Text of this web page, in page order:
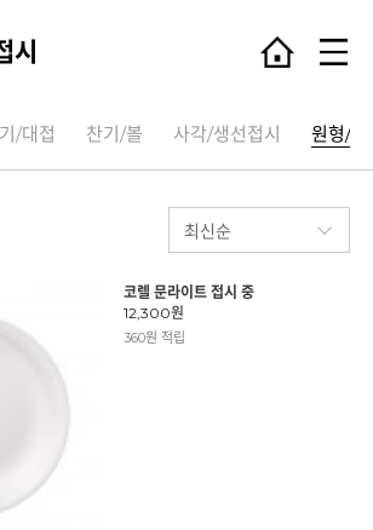
시
/대접 찬기/볼 사각/생선접시 원형/타
코렐 문라이트 접시 중
12,300원
360원 적립